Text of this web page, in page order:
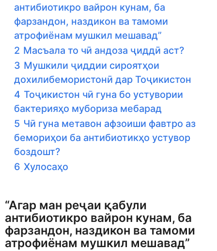
антибиотикро вайрон кунам, ба
фарзандон, наздикон ва тамоми
атрофиёнам мушкил мешавад”
2 Масъала то чӣ андоза ҷиддӣ аст?
3 Мушкили ҷиддии сироятҳои
дохилибемористонӣ дар Тоҷикистон
4 Тоҷикистон чӣ гуна бо устувории
бактерияҳо мубориза мебарад
5 Чӣ гуна метавон афзоиши фавтро аз
бемориҳои ба антибиотикҳо устувор
боздошт?
6 Хулосаҳо
“Агар ман реҷаи қабули
антибиотикро вайрон кунам, ба
фарзандон, наздикон ва тамоми
атрофиёнам мушкил мешавад”